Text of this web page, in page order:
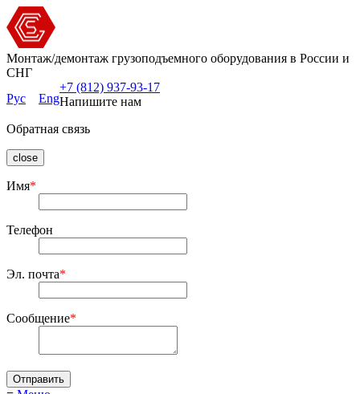
Монтаж/демонтаж грузоподъемного оборудования в России и
СНГ
Рус
Eng
+7 (812) 937-93-17
Напишите нам
Обратная связь
close
Имя*
Телефон
Эл. почта*
Сообщение*